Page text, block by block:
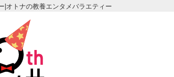
|オトナの教養エンタメバラエティー